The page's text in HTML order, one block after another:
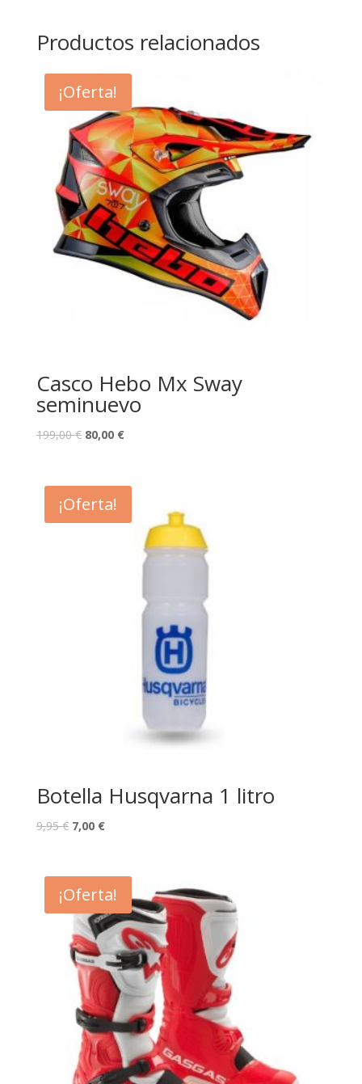
Productos relacionados
¡Oferta!
Casco Hebo Mx Sway
seminuevo
199,00€ 80,00 €
¡Oferta!
Botella Husqvarna 1 litro
9,95€ 7,00 €
¡Oferta!